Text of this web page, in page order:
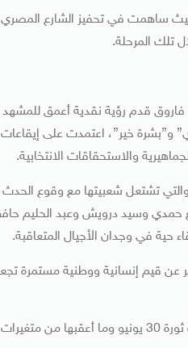
ساهمت في تحفيز الشارع
تلك المرحلة.
30 يونيو، فإن الناقد الفني محمد فاروق قدم رؤية نقدية أعمق
و”بشرة خير”، اعتمدت على
والاستحقاقات الانتخابية.
والتي تشتعل شعبيتها مع وقوع
حمدي وسيد درويش وعبد الحليم
في وجدان الأجيال المتعاقبة.
عن قيم إنسانية ووطنية مستمرة
واختتم فاروق رؤيته بالتأكيد على أن مصر تجاوزت الآن مرحلة التوثيق الحماسي لأحداث ثورة 30